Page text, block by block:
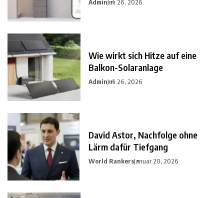
AdminJuli 26, 2026
Wie wirkt sich Hitze auf eine
Balkon-Solaranlage
AdminJuli 26, 2026
David Astor, Nachfolge ohne
Lärm dafür Tiefgang
World RankersJanuar 20, 2026